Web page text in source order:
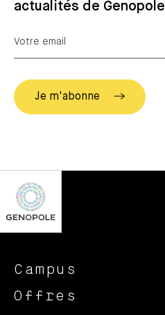
actualités de Genopole
Campus
Offres